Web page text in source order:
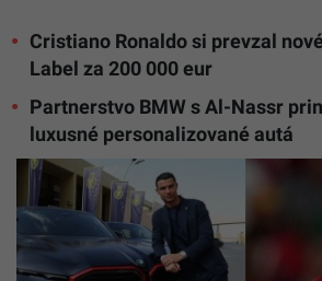
Cristiano Ronaldo si prevzal
Label za 200 000 eur
Partnerstvo BMW s Al-Nassr
luxusné personalizované autá